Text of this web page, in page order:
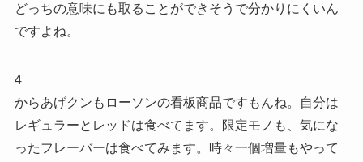
どっちの意味にも取ることができそうで分かりにくいん
ですよね。
4
からあげクンもローソンの看板商品ですもんね。自分は
レギュラーとレッドは食べてます。限定モノも、気にな
ったフレーバーは食べてみます。時々一個増量もやって